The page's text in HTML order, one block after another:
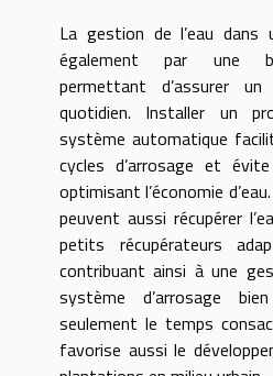
La gestion de l’eau dans
également par une
permettant d’assurer
quotidien. Installer un
système automatique
cycles d’arrosage et
optimisant l’économie
peuvent aussi récupérer
petits récupérateurs
contribuant ainsi à une
système d’arrosage
seulement le temps
favorise aussi le